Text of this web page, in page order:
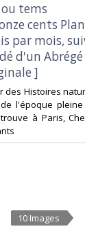
tems
cents
par mois,
d'un Abrégé
]‎
des Histoires
l'époque
à Paris,
10 Images